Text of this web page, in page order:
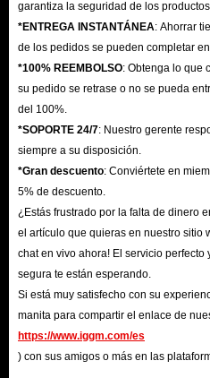
diseñado específicamente
nivel de habilidad limitados
eficazmente el nivel de sus
excepcional.
Por una tarifa mínima, un
con las reglas se hará cargo
todas las batallas y tareas de
instrucciones, llenando tu
completa de Arena Breakout
y asequibles. Esta es tu mejor
vanguardia de la competencia.
Acerca de Arena
garantiza la seguridad de los
*ENTREGA INSTANTÁNEA: Ahorrar
de los pedidos se pueden completar
*100% REEMBOLSO: Obtenga lo que
su pedido se retrase o no se pueda
del 100%.
*SOPORTE 24/7: Nuestro gerente
siempre a su disposición.
*Gran descuento: Conviértete en
5% de descuento.
¿Estás frustrado por la falta de dinero
el artículo que quieras en nuestro sitio
chat en vivo ahora! El servicio
segura te están esperando.
Si está muy satisfecho con su
manita para compartir el enlace de
https://www.iggm.com/es
) con sus amigos o más en las